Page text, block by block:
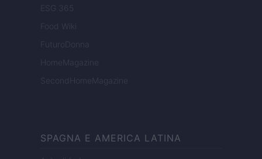
ESG 365
Food Wiki
FuturoDonna
HomeMagazine
SecondHomeMagazine
SPAGNA E AMERICA LATINA